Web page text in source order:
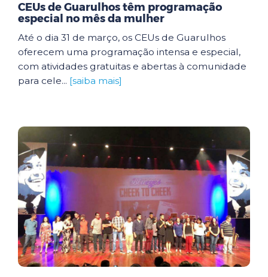
CEUs de Guarulhos têm programação
especial no mês da mulher
Até o dia 31 de março, os CEUs de Guarulhos
oferecem uma programação intensa e especial,
com atividades gratuitas e abertas à comunidade
para cele... [saiba mais]